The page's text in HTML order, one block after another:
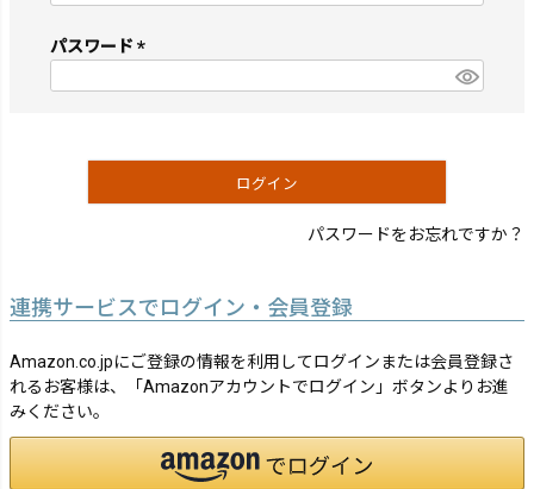
須)
パスワード
須)
ログイン
パスワードをお忘れですか？
連携サービスでログイン・会員登録
Amazon.co.jpにご登録の情報を利用してログインまたは会員登録さ
れるお客様は、「Amazonアカウントでログイン」ボタンよりお進
みください。